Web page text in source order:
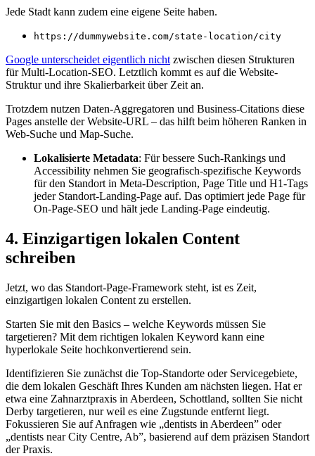
Jede Stadt kann zudem eine eigene Seite haben.
https://dummywebsite.com/state-location/city
Google unterscheidet eigentlich nicht zwischen diesen Strukturen
für Multi-Location-SEO. Letztlich kommt es auf die Website-
Struktur und ihre Skalierbarkeit über Zeit an.
Trotzdem nutzen Daten-Aggregatoren und Business-Citations diese
Pages anstelle der Website-URL – das hilft beim höheren Ranken in
Web-Suche und Map-Suche.
Lokalisierte Metadata: Für bessere Such-Rankings und
Accessibility nehmen Sie geografisch-spezifische Keywords
für den Standort in Meta-Description, Page Title und H1-Tags
jeder Standort-Landing-Page auf. Das optimiert jede Page für
On-Page-SEO und hält jede Landing-Page eindeutig.
4. Einzigartigen lokalen Content
schreiben
Jetzt, wo das Standort-Page-Framework steht, ist es Zeit,
einzigartigen lokalen Content zu erstellen.
Starten Sie mit den Basics – welche Keywords müssen Sie
targetieren? Mit dem richtigen lokalen Keyword kann eine
hyperlokale Seite hochkonvertierend sein.
Identifizieren Sie zunächst die Top-Standorte oder Servicegebiete,
die dem lokalen Geschäft Ihres Kunden am nächsten liegen. Hat er
etwa eine Zahnarztpraxis in Aberdeen, Schottland, sollten Sie nicht
Derby targetieren, nur weil es eine Zugstunde entfernt liegt.
Fokussieren Sie auf Anfragen wie „dentists in Aberdeen” oder
„dentists near City Centre, Ab”, basierend auf dem präzisen Standort
der Praxis.